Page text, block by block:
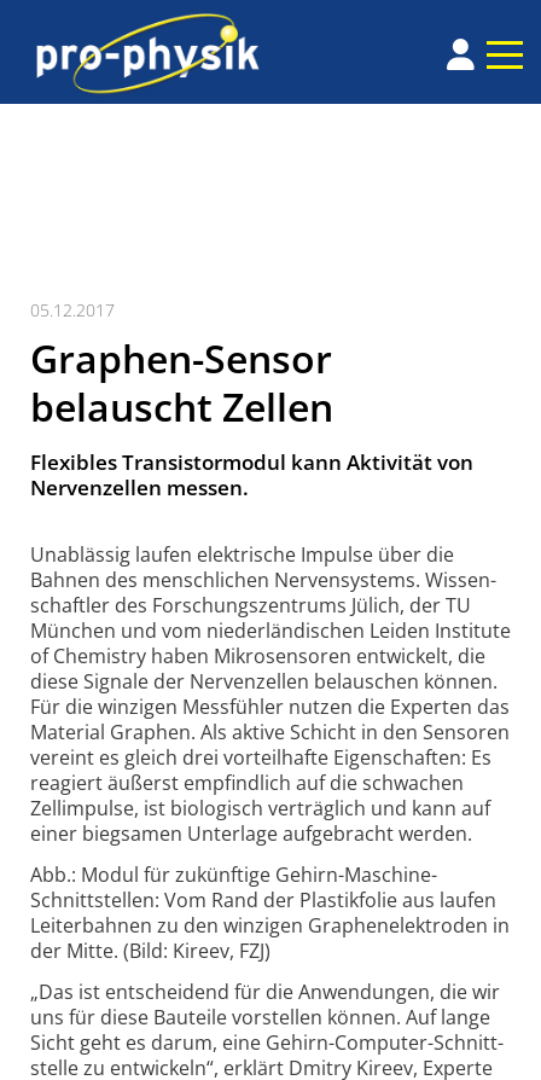
05.12.2017
Graphen-Sensor
belauscht Zellen
Flexibles Transistormodul kann Aktivität von
Nervenzellen messen.
Unablässig laufen elek­trische Impulse über die
Bahnen des mensch­lichen Nerven­systems. Wissen­
schaftler des Forschungs­zentrums Jülich, der TU
München und vom nieder­ländischen Leiden Institute
of Chemistry haben Mikro­sensoren entwickelt, die
diese Signale der Nerven­zellen belauschen können.
Für die winzigen Mess­fühler nutzen die Experten das
Material Graphen. Als aktive Schicht in den Sensoren
vereint es gleich drei vorteil­hafte Eigen­schaften: Es
reagiert äußerst empfind­lich auf die schwachen
Zellimpulse, ist biologisch verträglich und kann auf
einer biegsamen Unter­lage aufgebracht werden.
Abb.: Modul für zukünftige Gehirn-Maschine-
Schnittstellen: Vom Rand der Plastikfolie aus laufen
Leiterbahnen zu den winzigen Graphenelektroden in
der Mitte. (Bild: Kireev, FZJ)
„Das ist entscheidend für die Anwen­dungen, die wir
uns für diese Bauteile vorstellen können. Auf lange
Sicht geht es darum, eine Gehirn-Computer-Schnitt­
stelle zu entwickeln“, erklärt Dmitry Kireev, Experte